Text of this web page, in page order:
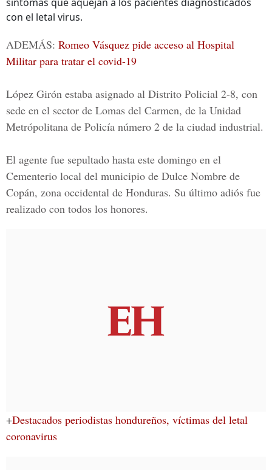
con el letal virus.
ADEMÁS: Romeo Vásquez pide acceso al Hospital
Militar para tratar el covid-19
López Girón estaba asignado al Distrito Policial 2-8, con
sede en el sector de Lomas del Carmen, de la Unidad
Metrópolitana de Policía número 2 de la ciudad industrial.
El agente fue sepultado hasta este domingo en el
Cementerio local del municipio de Dulce Nombre de
Copán, zona occidental de Honduras. Su último adiós fue
realizado con todos los honores.
+Destacados periodistas hondureños, víctimas del letal
coronavirus